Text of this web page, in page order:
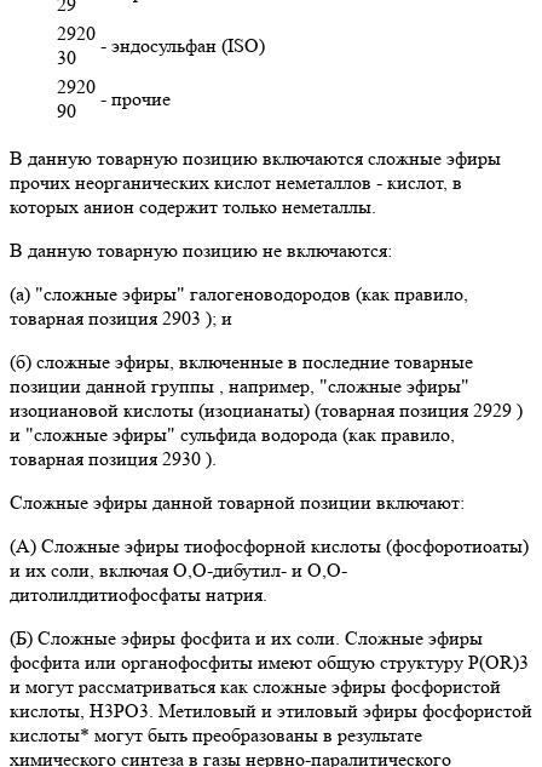
2920
30
- эндосульфан (ISO)
2920
90
- прочие
В данную товарную позицию включаются сложные эфиры
прочих неорганических кислот неметаллов - кислот, в
которых анион содержит только неметаллы.
В данную товарную позицию не включаются:
(а) "сложные эфиры" галогеноводородов (как правило,
товарная позиция 2903 ); и
(б) сложные эфиры, включенные в последние товарные
позиции данной группы , например, "сложные эфиры"
изоциановой кислоты (изоцианаты) (товарная позиция 2929 )
и "сложные эфиры" сульфида водорода (как правило,
товарная позиция 2930 ).
Сложные эфиры данной товарной позиции включают:
(А) Сложные эфиры тиофосфорной кислоты (фосфоротиоаты)
и их соли, включая О,О-дибутил- и О,О-
дитолилдитиофосфаты натрия.
(Б) Сложные эфиры фосфита и их соли. Сложные эфиры
фосфита или органофосфиты имеют общую структуру P(OR)3
и могут рассматриваться как сложные эфиры фосфористой
кислоты, H3PO3. Метиловый и этиловый эфиры фосфористой
кислоты* могут быть преобразованы в результате
химического синтеза в газы нервно-паралитического